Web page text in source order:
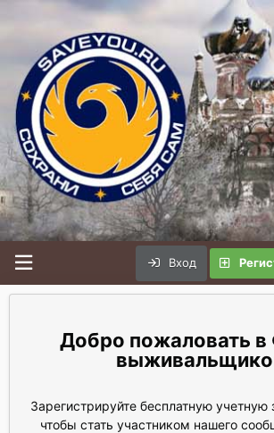
Вход
Зарегистрируйте бесплатную учетную
чтобы стать участником нашего